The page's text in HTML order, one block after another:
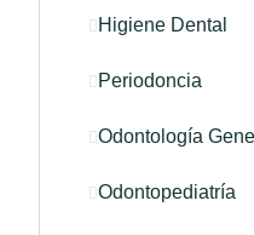
Higiene Dental
Periodoncia
Odontología
Odontopediatría